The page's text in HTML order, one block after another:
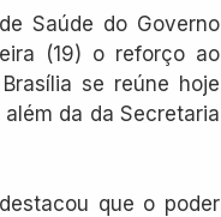
Saúde do Governo
(19) o reforço ao
se reúne hoje
da da Secretaria
que o poder